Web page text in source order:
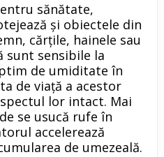
sănătate,
și obiectele din
cărțile, hainele sau
sunt sensibile la
de umiditate în
de viață a acestor
lor intact. Mai
se usucă rufe în
accelerează
de umezeală.